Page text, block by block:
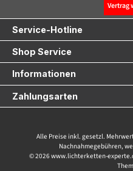
Vertrag
Service-Hotline
Shop Service
Informationen
Zahlungsarten
Alle Preise inkl. gesetzl.
Nachnahmegebühren,
© 2026 www.lichterketten-